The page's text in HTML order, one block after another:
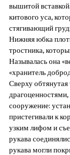
вышитой
китового уса,
стягивающий
Нижняя юбка
тростника,
Называлась она
«хранитель
Сверху
сооружение:
пристегивали к
узким лифом и
рукава
рукава могли